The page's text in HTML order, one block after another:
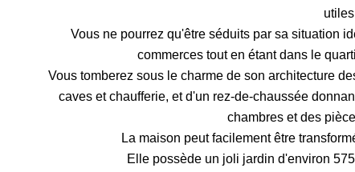
Vous ne pourrez qu'être séduits par sa situation
commerces tout en étant dans le
Vous tomberez sous le charme de son architecture
caves et chaufferie, et d'un rez-de-chaussée
chambres et des
La maison peut facilement être
Elle possède un joli jardin d'environ